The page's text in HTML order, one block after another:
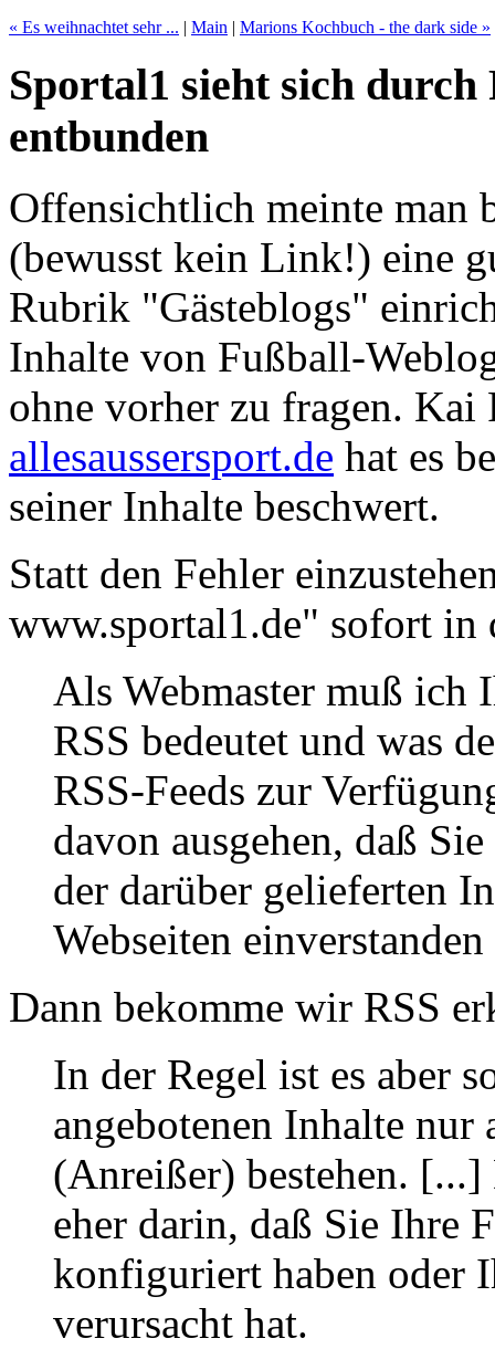
« Es weihnachtet sehr ... | Main | Marions Kochbuch - the dark side »
Sportal1 sieht sich
entbunden
Offensichtlich meinte man
(bewusst kein Link!) eine
Rubrik "Gästeblogs"
Inhalte von Fußball-
ohne vorher zu fragen. Kai
allesaussersport.de hat es
seiner Inhalte beschwert.
Statt den Fehler
www.sportal1.de" sofort in
Als Webmaster muß ich
RSS bedeutet und was
RSS-Feeds zur
davon ausgehen, daß
der darüber gelieferten
Webseiten
Dann bekomme wir RSS
In der Regel ist es aber
angebotenen Inhalte nur
(Anreißer) bestehen.
eher darin, daß Sie Ihre
konfiguriert haben oder
verursacht hat.